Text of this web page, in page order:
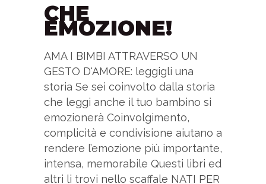
CHE
EMOZIONE!
AMA I BIMBI ATTRAVERSO UN
GESTO D'AMORE: leggigli una
storia Se sei coinvolto dalla storia
che leggi anche il tuo bambino si
emozionerà Coinvolgimento,
complicità e condivisione aiutano a
rendere l’emozione più importante,
intensa, memorabile Questi libri ed
altri li trovi nello scaffale NATI PER